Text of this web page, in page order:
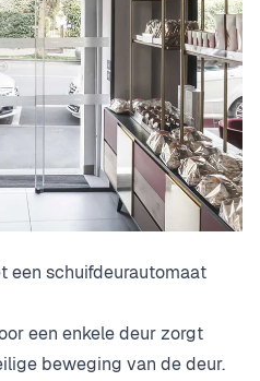
een schuifdeurautomaat
een enkele deur zorgt
beweging van de deur.